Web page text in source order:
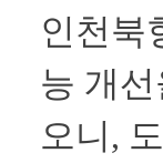
인천북
능 개
오니 ,